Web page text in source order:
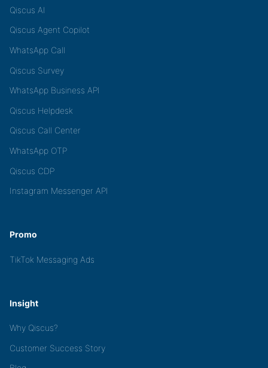
Qiscus AI
Qiscus Agent Copilot
WhatsApp Call
Qiscus Survey
WhatsApp Business API
Qiscus Helpdesk
Qiscus Call Center
WhatsApp OTP
Qiscus CDP
Instagram Messenger API
Promo
TikTok Messaging Ads
Insight
Why Qiscus?
Customer Success Story